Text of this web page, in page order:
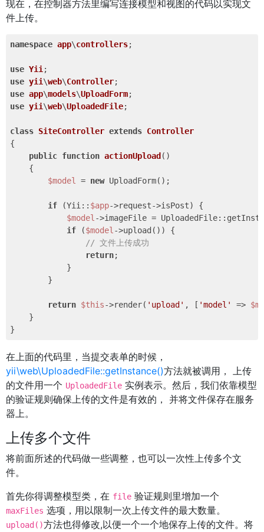
现在，在控制器方法里编写连接模型和视图的代码以实现文
件上传。
namespace app\controllers;
use Yii
use yii\web\Controller
use app\models\UploadForm
use yii\web\UploadedFile;
class SiteController extends Controller
{
public function actionUpload ()
{
$model
= new UploadForm();
if (Yii:: $app->request->isPost) {
$model ->imageFile =
if ($model ->upload()) {
// 文件上传成功
return;
            }
        }
return $this->render( 'upload' , [ 'model' =>
    }
在上面的代码里，当提交表单的时候，
yii\web\UploadedFile::getInstance()方法就被调用， 上传
的文件用一个 UploadedFile 实例表示。然后，我们依靠模型
的验证规则确保上传的文件是有效的， 并将文件保存在服务
器上。
上传多个文件
将前面所述的代码做一些调整，也可以一次性上传多个文
件。
首先你得调整模型类，在 file 验证规则里增加一个
maxFiles 选项，用以限制一次上传文件的最大数量。
upload()方法也得修改,以便一个一个地保存上传的文件。将